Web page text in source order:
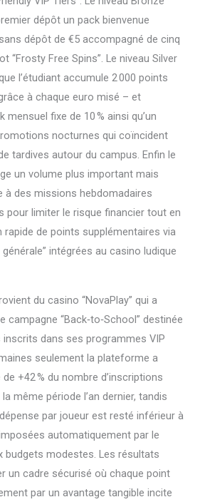
dépôt un pack bienvenue
dépôt de €5 accompagné de cinq
“Frosty Free Spins”. Le niveau Silver
l’étudiant accumule 2 000 points
à chaque euro misé – et
mensuel fixe de 10 % ainsi qu’un
nocturnes qui coïncident
tardives autour du campus. Enfin le
un volume plus important mais
à des missions hebdomadaires
pour limiter le risque financier tout en
rapide de points supplémentaires via
intégrées au casino ludique
du casino “NovaPlay” qui a
campagne “Back‑to‑School” destinée
dans ses programmes VIP
seulement la plateforme a
+42 % du nombre d’inscriptions
même période l’an dernier, tandis
par joueur est resté inférieur à
automatiquement par le
budgets modestes. Les résultats
un cadre sécurisé où chaque point
par un avantage tangible incite